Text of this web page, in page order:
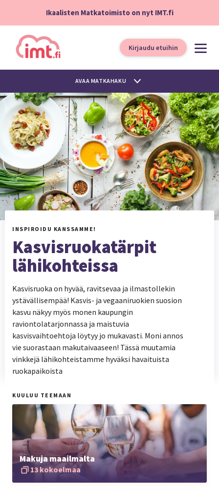
Ikaalisten Matkatoimisto on nyt IMT.fi
Kirjaudu etuihin
AVAA MATKAHAKU
INSPIROIDU KANSSAMME!
Kasvisruokatärpit
lähikohteissa
Kasvisruoka on hyvää, ravitsevaa ja ilmastollekin
ystävällisempää! Kasvis- ja vegaaniruokien suosion
kasvu näkyy myös monen kaupungin
raviontolatarjonnassa ja maistuvia
kasvisvaihtoehtoja löytyy jo mukavasti. Moni annos
vie suorastaan makutaivaaseen! Tässä muutamia
vinkkejä lähikohteistamme hyväksi havaituista
ruokapaikoista
KUULUU TEEMAAN
Makuja maailmalta
13 kokoelmaa